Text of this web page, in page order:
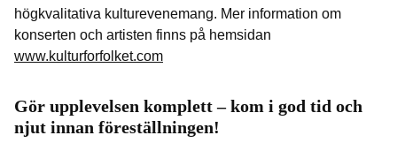
högkvalitativa kulturevenemang. Mer information om
konserten och artisten finns på hemsidan
www.kulturforfolket.com
Gör upplevelsen komplett – kom i god tid och
njut innan föreställningen!